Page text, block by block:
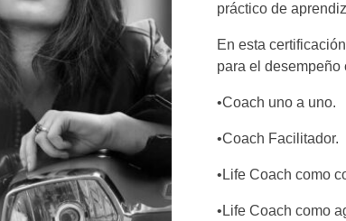
práctico de
En esta
para el desempeño
•Coach uno a uno.
•Coach Facilitador.
•Life Coach como
•Life Coach como